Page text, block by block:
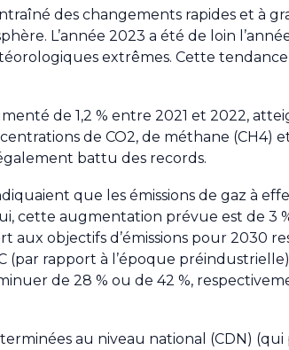
des changements rapides et à
L’année 2023 a été de loin
extrêmes. Cette tendance
de 1,2 % entre 2021 et 2022,
de CO2, de méthane (CH4)
battu des records.
que les émissions de gaz à
cette augmentation prévue est de 3
aux objectifs d’émissions pour 2030
(par rapport à l’époque
de 28 % ou de 42 %,
au niveau national (CDN)